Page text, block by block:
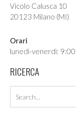
Vicolo Calusca 10
20123 Milano (MI)
Orari
lunedì-venerdì:
RICERCA